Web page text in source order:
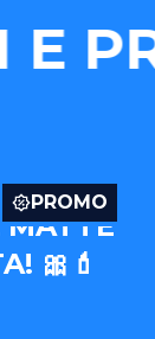
PROMO
MATTE
🎀💄